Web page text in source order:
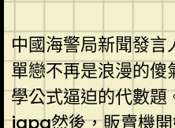
中國海警局新聞發
單戀不再是浪漫的
學公式逼迫的代數題
japa然後，販賣機